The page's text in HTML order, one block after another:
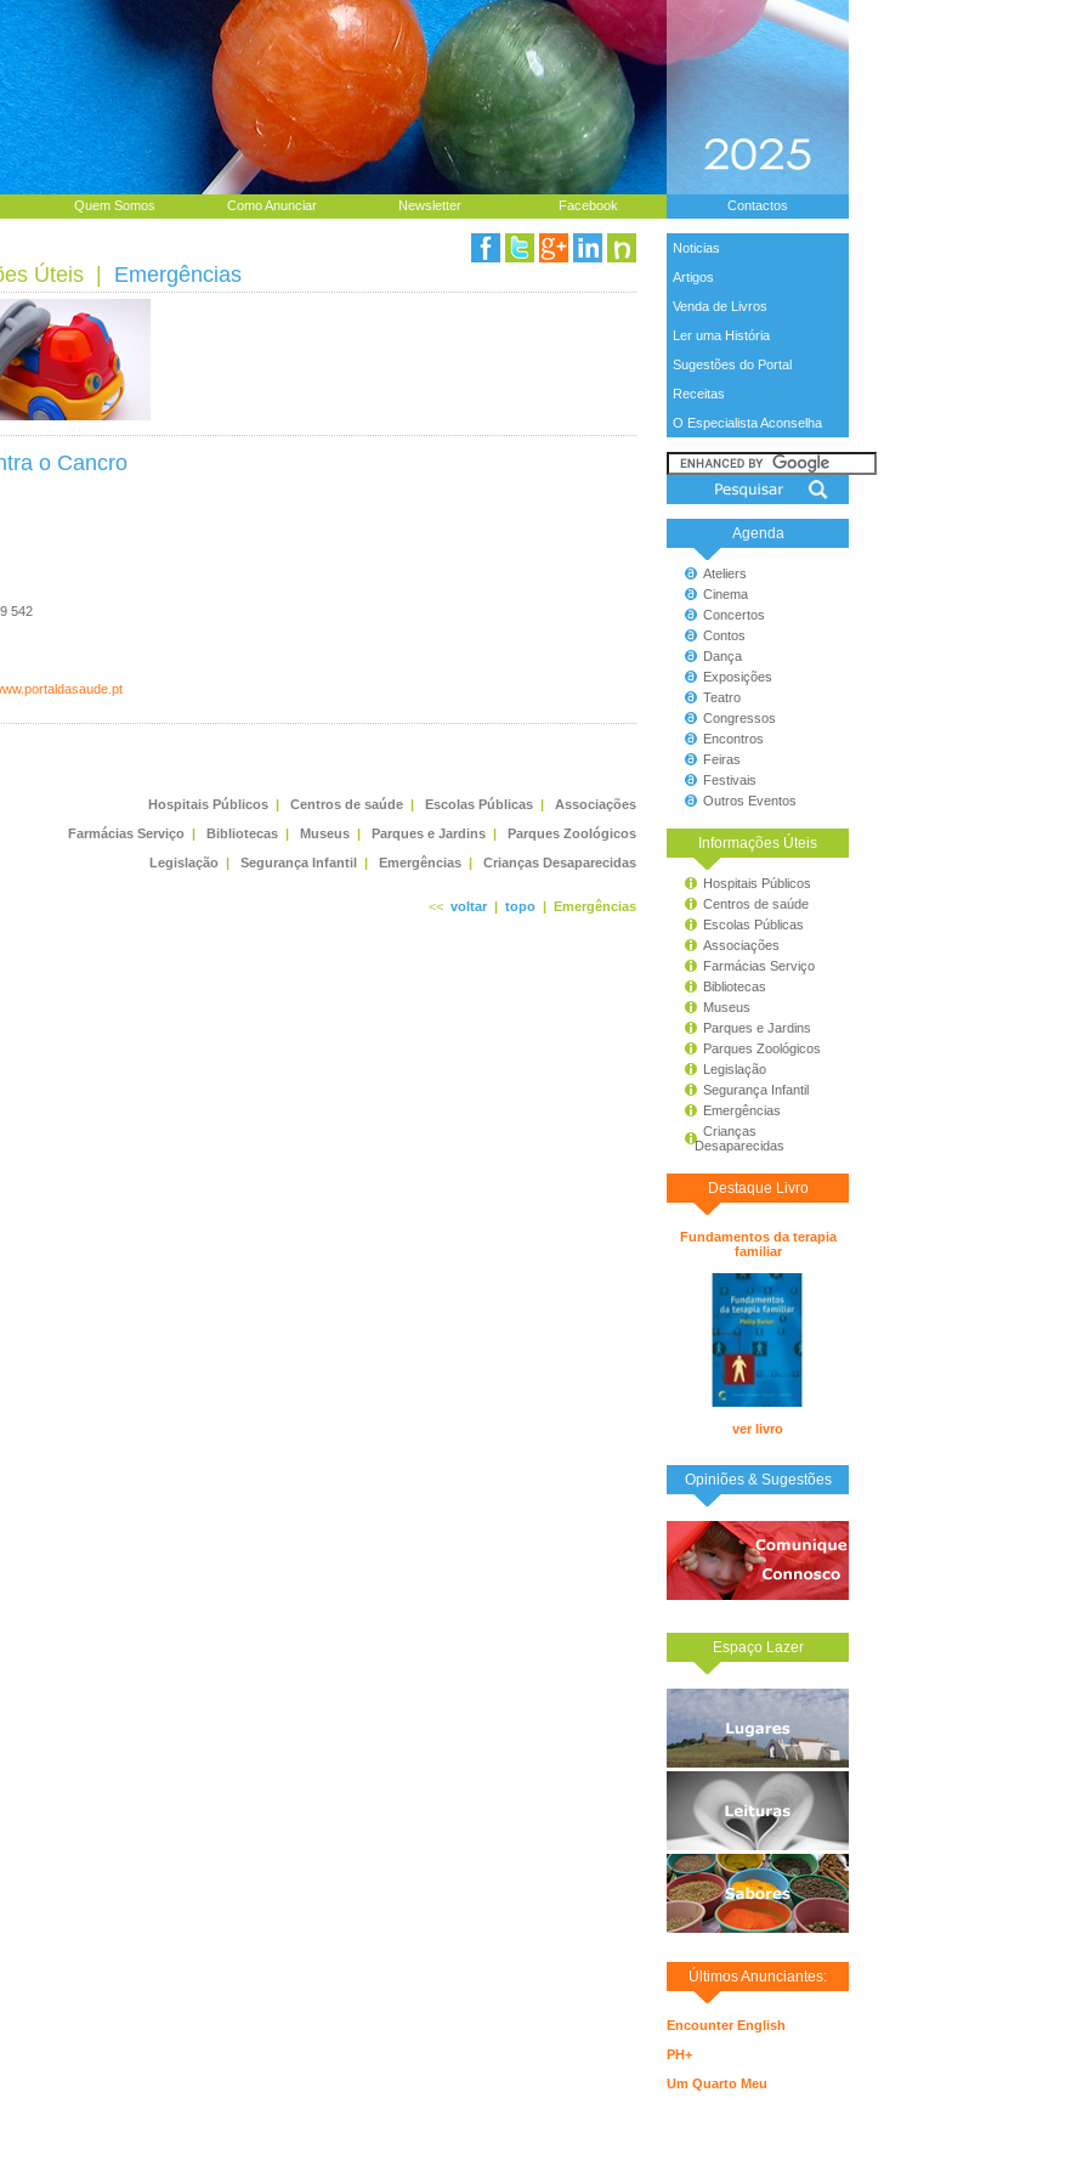
Quem Somos Como Anunciar Newsletter Facebook Contactos
Noticias
Artigos
Venda de Livros
Ler uma História
Sugestões do Portal
Receitas
O Especialista Aconselha
Agenda
Ateliers
Cinema
Concertos
Contos
Dança
Exposições
Teatro
Congressos
Encontros
Feiras
Festivais
Outros Eventos
Informações Úteis
Hospitais Públicos
Centros de saúde
Escolas Públicas
Associações
Farmácias Serviço
Bibliotecas
Museus
Parques e Jardins
Parques Zoológicos
Legislação
Segurança Infantil
Emergências
Crianças
Desaparecidas
Destaque Livro
Fundamentos da terapia
familiar
ver livro
Opiniões & Sugestões
Espaço Lazer
Últimos Anunciantes:
Encounter English
PH+
Um Quarto Meu
Úteis Emergências
o Cancro
542
Hospitais Públicos | Centros de saúde | Escolas Públicas |
Associações
Farmácias Serviço | Bibliotecas | Museus | Parques e Jardins |
Parques Zoológicos
Legislação | Segurança Infantil | Emergências | Crianças Desaparecidas
<< voltar | topo | Emergências